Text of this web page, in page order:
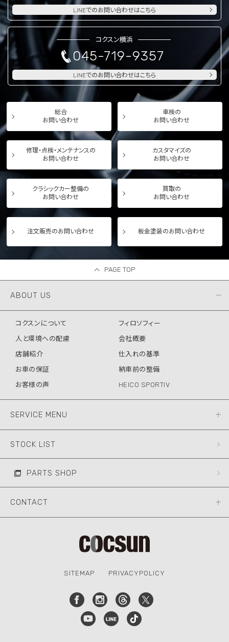
LINEでのお問い合わせはこちら
コクスン横浜
045-719-9357
LINEでのお問い合わせはこちら
総合
お問い合わせ
車検の
お問い合わせ
修理・点検・メンテナンスの
お問い合わせ
カスタマイズの
お問い合わせ
クラシックカー整備の
お問い合わせ
買取の
お問い合わせ
注文販売のお問い合わせ 板金塗装のお問い合わせ
PAGE TOP
ABOUT US
コクスンについて
フィロソフィー
人と環境への配慮
会社概要
店舗紹介
仕入れの基準
お車の保証
納車前の整備
お客様の声
HEICO SPORTIV
SERVICE MENU
STOCK LIST
PARTS SHOP
CONTACT
SITEMAP PRIVACYPOLICY